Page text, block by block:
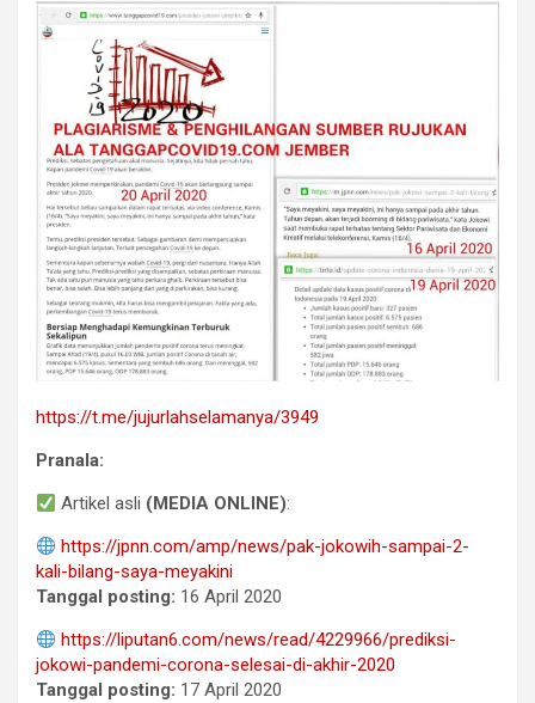
https://t.me/jujurlahselamanya/3949
Pranala:
Artikel asli (MEDIA ONLINE):
https://jpnn.com/amp/news/pak-jokowih-sampai-2-
kali-bilang-saya-meyakini
Tanggal posting: 16 April 2020
https://liputan6.com/news/read/4229966/prediksi-
jokowi-pandemi-corona-selesai-di-akhir-2020
Tanggal posting: 17 April 2020